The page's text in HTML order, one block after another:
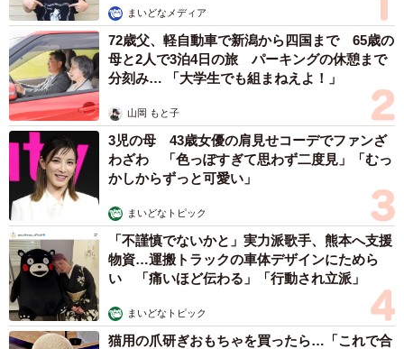
まいどなメディア
72歳父、軽自動車で新潟から四国まで 65歳の
母と2人で3泊4日の旅 パーキングの休憩まで
分刻み… 「大学生でも組まねえよ！」
山岡 もと子
3児の母 43歳女優の肩見せコーデでファンざ
わざわ 「色っぽすぎて思わず二度見」「むっ
かしからずっと可愛い」
まいどなトピック
「不謹慎でないかと」実力派歌手、熊本へ支援
物資…運搬トラックの車体デザインにためら
い 「痛いほど伝わる」「行動され立派」
まいどなトピック
猫用の爪研ぎおもちゃを買ったら…「これで合